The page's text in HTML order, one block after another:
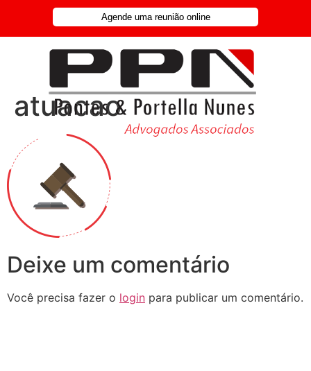
Agende uma reunião online
atuacao
Deixe um comentário
Você precisa fazer o login para publicar um comentário.